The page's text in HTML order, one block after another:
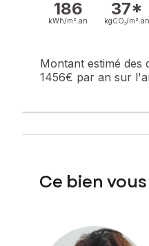
pas l'objet d'une
Prix de vente : 229
Honoraires charge
Contactez votre
186
kWh/m². an
37*
kgCO₂/m². an
Montant estimé des
1456€ par an sur
Ce bien